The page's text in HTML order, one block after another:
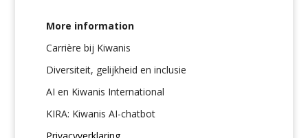
More information
Carrière bij Kiwanis
Diversiteit, gelijkheid en inclusie
AI en Kiwanis International
KIRA: Kiwanis AI-chatbot
Privacyverklaring